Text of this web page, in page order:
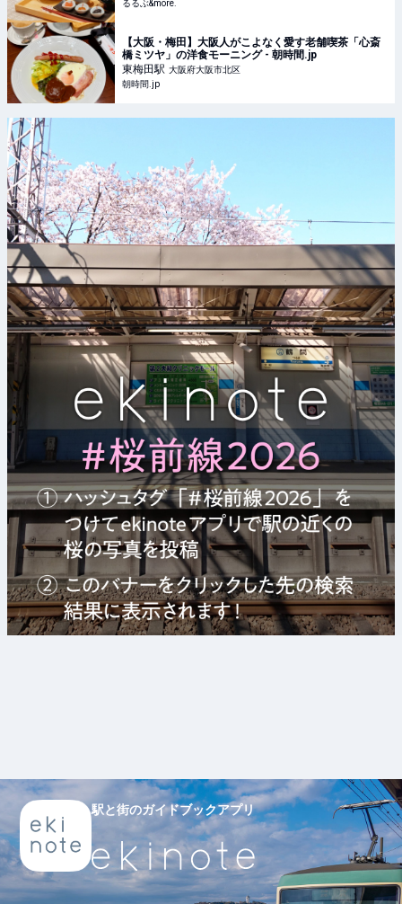
るるぶ&more.
【大阪・梅田】大阪人がこよなく愛す老舗喫茶「心斎
橋ミツヤ」の洋食モーニング - 朝時間.jp
東梅田駅 大阪府大阪市北区
朝時間.jp
駅と街のガイドブックアプリ